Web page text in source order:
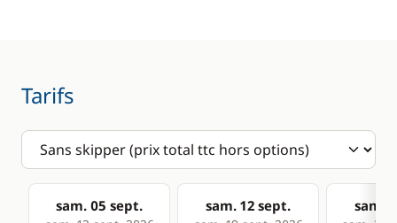
Tarifs
sam. 05 sept. sam. 12 sept. sam.